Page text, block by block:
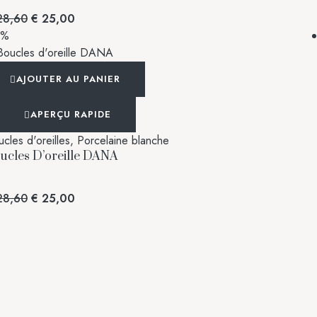
€ 25,00
AJOUTER AU PANIER
APERÇU RAPIDE
d'oreilles, Porcelaine blanche
D’oreille DANA
€ 25,00